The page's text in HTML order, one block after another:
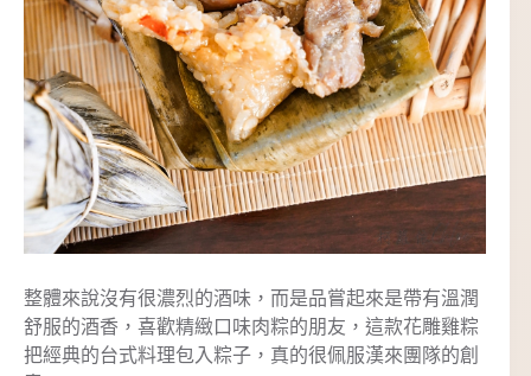
整體來說沒有很濃烈的酒味，而是品嘗起來是帶有溫潤
舒服的酒香，喜歡精緻口味肉粽的朋友，這款花雕雞粽
把經典的台式料理包入粽子，真的很佩服漢來團隊的創